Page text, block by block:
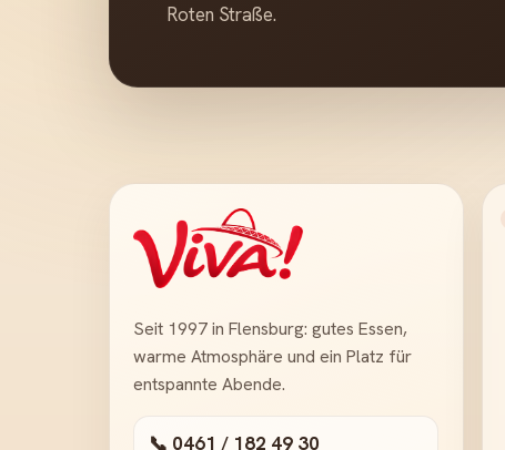
Roten Straße.
Seit 1997 in Flensburg: gutes Essen,
warme Atmosphäre und ein Platz für
entspannte Abende.
📞 0461 / 182 49 30